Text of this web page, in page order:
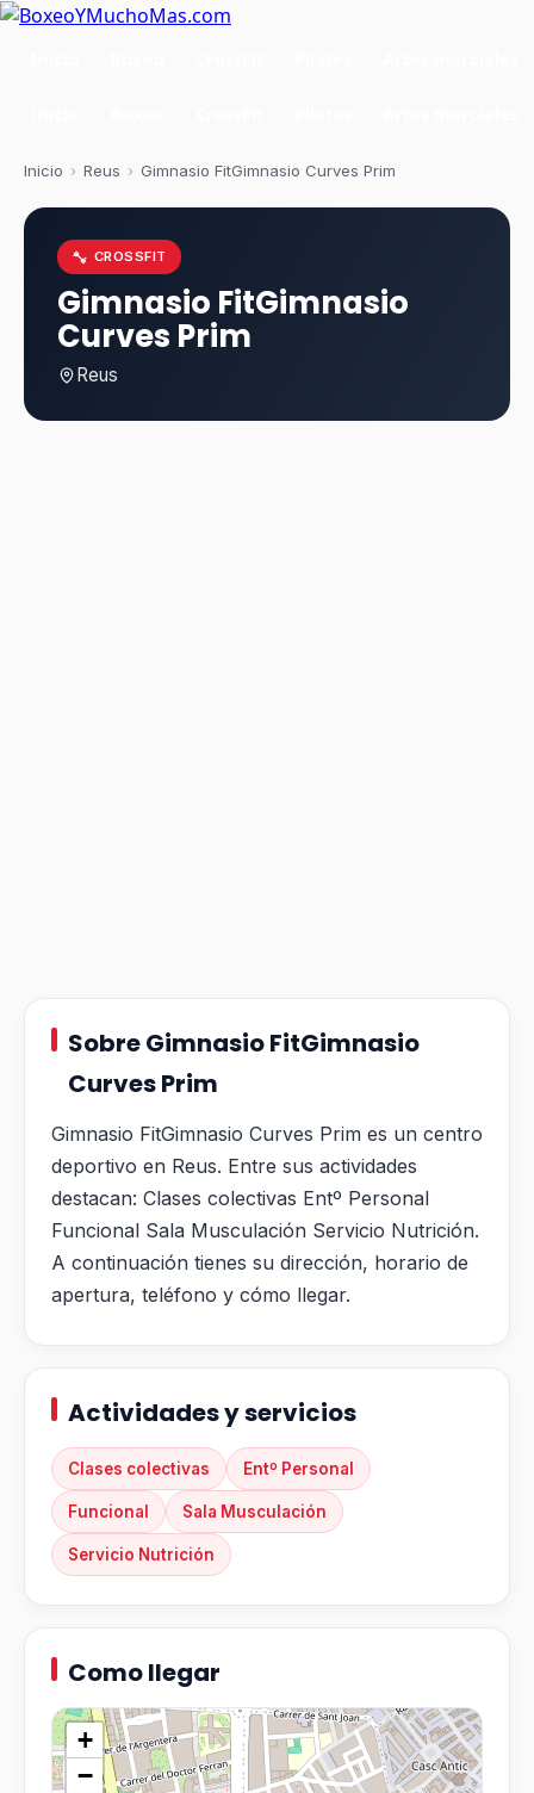
Inicio › Reus › Gimnasio FitGimnasio Curves Prim
CROSSFIT
Gimnasio FitGimnasio
Curves Prim
Reus
Sobre Gimnasio FitGimnasio
Curves Prim
Gimnasio FitGimnasio Curves Prim es un centro
deportivo en Reus. Entre sus actividades
destacan: Clases colectivas Entº Personal
Funcional Sala Musculación Servicio Nutrición.
A continuación tienes su dirección, horario de
apertura, teléfono y cómo llegar.
Actividades y servicios
Clases colectivas Entº Personal
Funcional Sala Musculación
Servicio Nutrición
Como llegar
+
−